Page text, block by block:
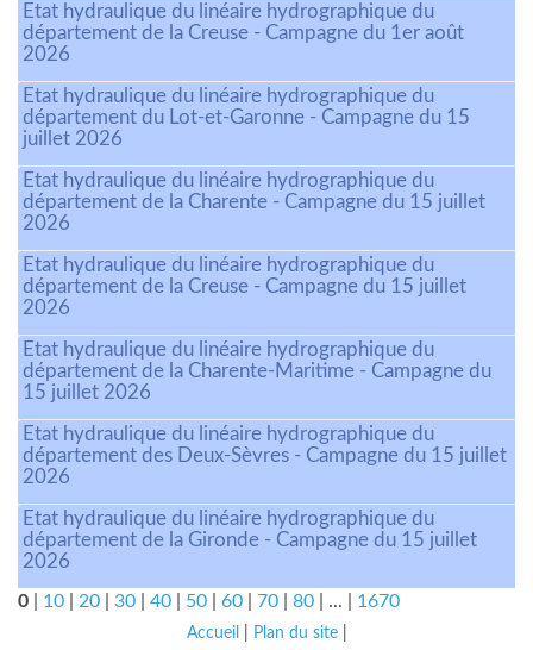
Etat hydraulique du linéaire hydrographique du
département de la Creuse - Campagne du 1er août
2026
Etat hydraulique du linéaire hydrographique du
département du Lot-et-Garonne - Campagne du 15
juillet 2026
Etat hydraulique du linéaire hydrographique du
département de la Charente - Campagne du 15 juillet
2026
Etat hydraulique du linéaire hydrographique du
département de la Creuse - Campagne du 15 juillet
2026
Etat hydraulique du linéaire hydrographique du
département de la Charente-Maritime - Campagne du
15 juillet 2026
Etat hydraulique du linéaire hydrographique du
département des Deux-Sèvres - Campagne du 15 juillet
2026
Etat hydraulique du linéaire hydrographique du
département de la Gironde - Campagne du 15 juillet
2026
0 10 20 30 40 50 60 70 80 ... 1670
Accueil Plan du site|